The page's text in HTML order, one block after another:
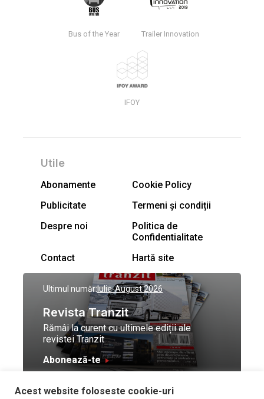
Bus of the Year Trailer Innovation
IFOY
Utile
Abonamente
Cookie Policy
Publicitate
Termeni și condiții
Despre noi
Politica de
Confidentialitate
Contact
Hartă site
Ultimul număr:Iulie-August 2026
Revista Tranzit
Rămâi la curent cu ultimele ediții ale
revistei Tranzit
Abonează-te
© Toate drepturile Design by
Acest website foloseste cookie-uri